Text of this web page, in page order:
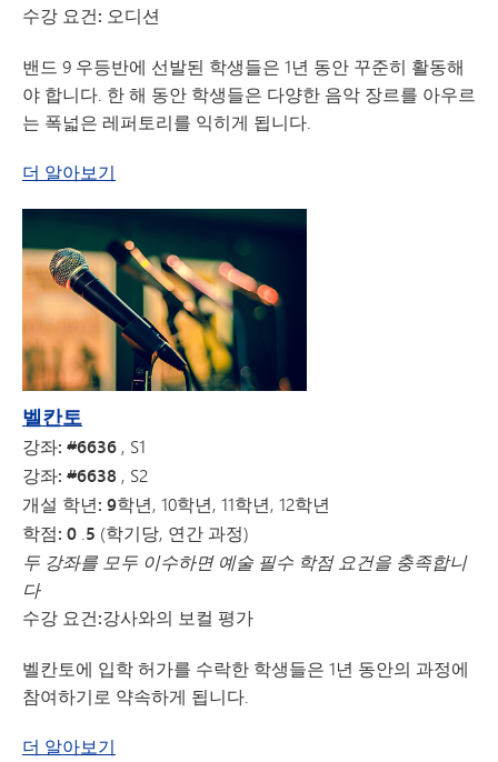
수강 요건: 오디션
밴드 9 우등반에 선발된 학생들은 1년 동안 꾸준히 활동해
야 합니다. 한 해 동안 학생들은 다양한 음악 장르를 아우르
는 폭넓은 레퍼토리를 익히게 됩니다.
더 알아보기
벨칸토
강좌: #6636 , S1
강좌: #6638 , S2
개설 학년: 9학년, 10학년, 11학년, 12학년
학점: 0 .5 (학기당, 연간 과정)
두 강좌를 모두 이수하면 예술 필수 학점 요건을 충족합니
다
수강 요건:강사와의 보컬 평가
벨칸토에 입학 허가를 수락한 학생들은 1년 동안의 과정에
참여하기로 약속하게 됩니다.
더 알아보기